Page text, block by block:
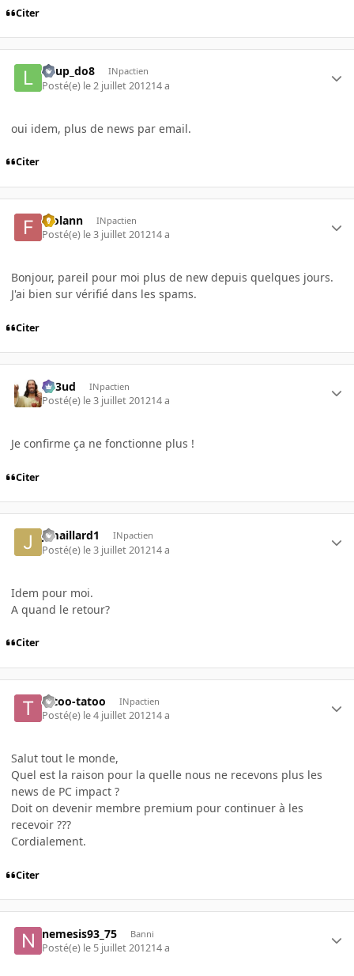
Citer
Loup_do8 INpactien
Posté(e) le 2 juillet 201214 a
oui idem, plus de news par email.
Citer
fyolann INpactien
Posté(e) le 3 juillet 201214 a
Bonjour, pareil pour moi plus de new depuis quelques jours.
J'ai bien sur vérifié dans les spams.
Citer
Sp3ud INpactien
Posté(e) le 3 juillet 201214 a
Je confirme ça ne fonctionne plus !
Citer
jlmaillard1 INpactien
Posté(e) le 3 juillet 201214 a
Idem pour moi.
A quand le retour?
Citer
tatoo-tatoo INpactien
Posté(e) le 4 juillet 201214 a
Salut tout le monde,
Quel est la raison pour la quelle nous ne recevons plus les
news de PC impact ?
Doit on devenir membre premium pour continuer à les
recevoir ???
Cordialement.
Citer
nemesis93_75 Banni
Posté(e) le 5 juillet 201214 a